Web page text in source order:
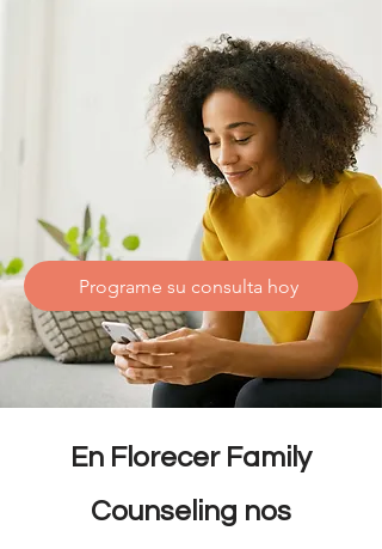
Programe su consulta hoy
En Florecer Family
Counseling nos